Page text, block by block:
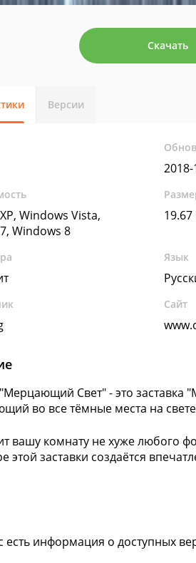
Скачать
Версии
Windows Vista,
Windows 8
Язык
Сайт
"Мерцающий Свет" - это
во все тёмные места на
вашу комнату не хуже любого
этой заставки создаётся
есть информация о доступных